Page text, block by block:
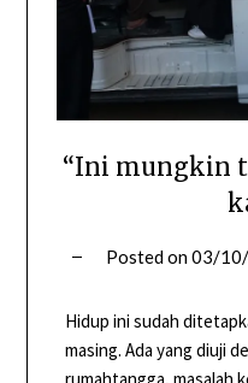
“Ini mungkin
Posted on03/
Hidup ini sudah
masing. Ada yang diuji